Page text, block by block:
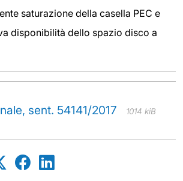
saturazione della casella PEC e
disponibilità dello spazio disco a
sent. 54141/2017 1014 kiB